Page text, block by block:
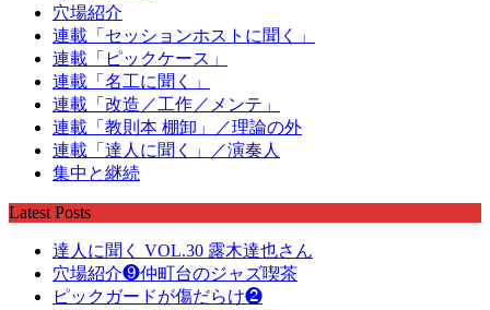
穴場紹介
連載「セッションホストに聞く」
連載「ピックケース」
連載「名工に聞く」
連載「改造／工作／メンテ」
連載「教則本 棚卸」／理論の外
連載「達人に聞く」／演奏人
集中と継続
Latest Posts
達人に聞く VOL.30 露木達也さん
穴場紹介❾仲町台のジャズ喫茶
ピックガードが傷だらけ❷